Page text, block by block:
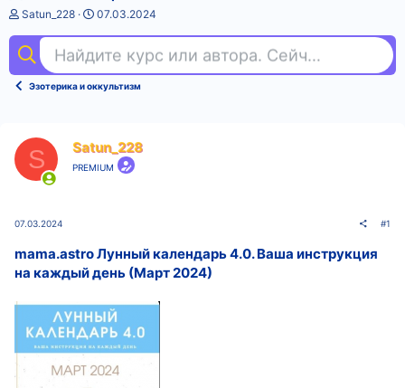
А
т
о
т
Satun_228
Д
а
н
а
а
07.03.2024
Найдите курс или автора. Сейчас ищут
Эзотерика и оккультизм
S Satun_228
PREMIUM
07.03.2024 #1
mama.astro Лунный календарь 4.0. Ваша инструкция
на каждый день (Март 2024)